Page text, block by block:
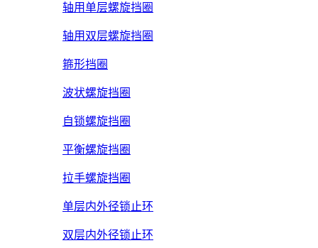
轴用单层螺旋挡圈
轴用双层螺旋挡圈
箍形挡圈
波状螺旋挡圈
自锁螺旋挡圈
平衡螺旋挡圈
拉手螺旋挡圈
单层内外径锁止环
双层内外径锁止环